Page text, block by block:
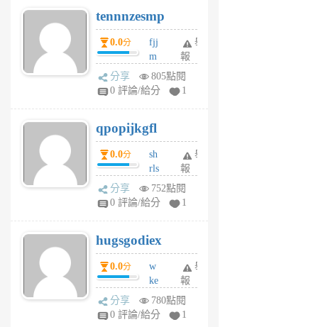
6
個
月
前
tennnzesmp
0.0分
fjj
m
w
rs
6
個
月
前
舉
報
分享
805點閱
0 評論/給分
1
qpopijkgfl
0.0分
sh
rls
k
m
6
個
月
前
舉
報
分享
752點閱
0 評論/給分
1
hugsgodiex
0.0分
w
ke
rv
pj
舉
報
分享
780點閱
0 評論/給分
1